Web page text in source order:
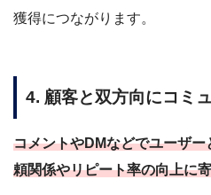
獲得につながります。
4. 顧客と双方向にコミ
コメントやDMなどでユーザ
頼関係やリピート率の向上に